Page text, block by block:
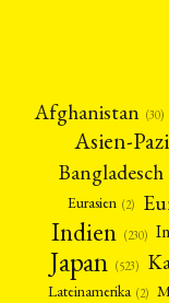
Afghanistan (30)
Asien-
Bangladesch
Eurasien (2)
Indien (230)
Japan (523)
Lateinamerika (2)